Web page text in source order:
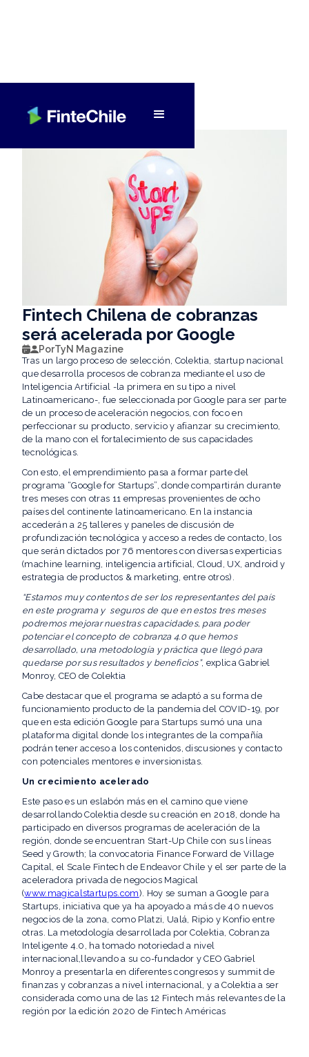
Fintech Chilena de cobranzas
será acelerada por Google
PorTyN Magazine
Tras un largo proceso de selección, Colektia, startup nacional
que desarrolla procesos de cobranza mediante el uso de
Inteligencia Artificial -la primera en su tipo a nivel
Latinoamericano-, fue seleccionada por Google para ser parte
de un proceso de aceleración negocios, con foco en
perfeccionar su producto, servicio y afianzar su crecimiento,
de la mano con el fortalecimiento de sus capacidades
tecnológicas.
Con esto, el emprendimiento pasa a formar parte del
programa “Google for Startups”, donde compartirán durante
tres meses con otras 11 empresas provenientes de ocho
países del continente latinoamericano. En la instancia
accederán a 25 talleres y paneles de discusión de
profundización tecnológica y acceso a redes de contacto, los
que serán dictados por 76 mentores con diversas experticias
(machine learning, inteligencia artificial, Cloud, UX, android y
estrategia de productos & marketing, entre otros).
“Estamos muy contentos de ser los representantes del país
en este programa y seguros de que en estos tres meses
podremos mejorar nuestras capacidades, para poder
potenciar el concepto de cobranza 4.0 que hemos
desarrollado, una metodología y práctica que llegó para
quedarse por sus resultados y beneficios”, explica Gabriel
Monroy, CEO de Colektia
Cabe destacar que el programa se adaptó a su forma de
funcionamiento producto de la pandemia del COVID-19, por
que en esta edición Google para Startups sumó una una
plataforma digital donde los integrantes de la compañía
podrán tener acceso a los contenidos, discusiones y contacto
con potenciales mentores e inversionistas.
Un crecimiento acelerado
Este paso es un eslabón más en el camino que viene
desarrollando Colektia desde su creación en 2018, donde ha
participado en diversos programas de aceleración de la
región, donde se encuentran Start-Up Chile con sus líneas
Seed y Growth; la convocatoria Finance Forward de Village
Capital, el Scale Fintech de Endeavor Chile y el ser parte de la
aceleradora privada de negocios Magical
(www.magicalstartups.com). Hoy se suman a Google para
Startups, iniciativa que ya ha apoyado a más de 40 nuevos
negocios de la zona, como Platzi, Ualá, Ripio y Konfio entre
otras. La metodología desarrollada por Colektia, Cobranza
Inteligente 4.0, ha tomado notoriedad a nivel
internacional,llevando a su co-fundador y CEO Gabriel
Monroy a presentarla en diferentes congresos y summit de
finanzas y cobranzas a nivel internacional, y a Colektia a ser
considerada como una de las 12 Fintech más relevantes de la
región por la edición 2020 de Fintech Américas